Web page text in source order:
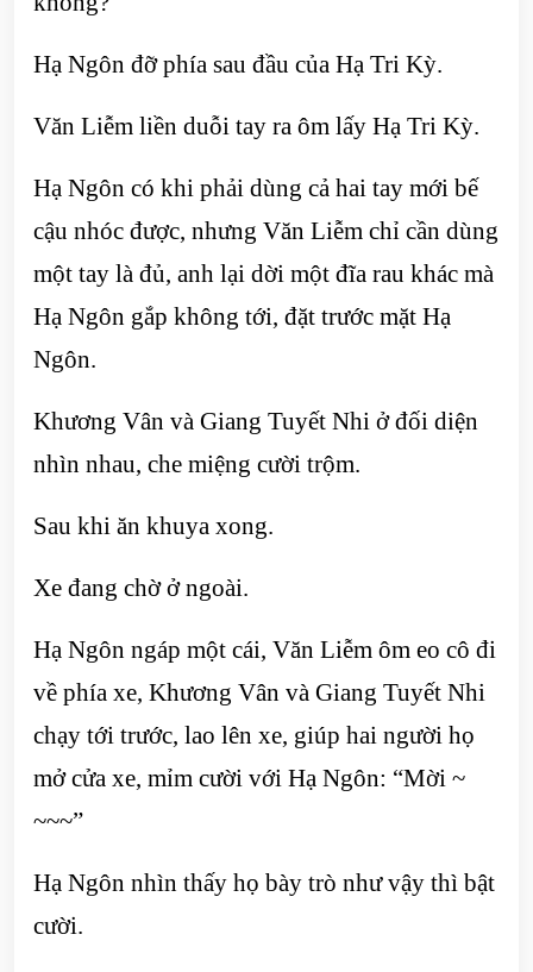
Hạ Ngôn đỡ phía sau đầu của Hạ Tri Kỳ.
Văn Liễm liền duỗi tay ra ôm lấy Hạ Tri Kỳ.
Hạ Ngôn có khi phải dùng cả hai tay mới bế
cậu nhóc được, nhưng Văn Liễm chỉ cần dùng
một tay là đủ, anh lại dời một đĩa rau khác mà
Hạ Ngôn gắp không tới, đặt trước mặt Hạ
Ngôn.
Khương Vân và Giang Tuyết Nhi ở đối diện
nhìn nhau, che miệng cười trộm.
Sau khi ăn khuya xong.
Xe đang chờ ở ngoài.
Hạ Ngôn ngáp một cái, Văn Liễm ôm eo cô đi
về phía xe, Khương Vân và Giang Tuyết Nhi
chạy tới trước, lao lên xe, giúp hai người họ
mở cửa xe, mỉm cười với Hạ Ngôn: “Mời ~
~~~”
Hạ Ngôn nhìn thấy họ bày trò như vậy thì bật
cười.